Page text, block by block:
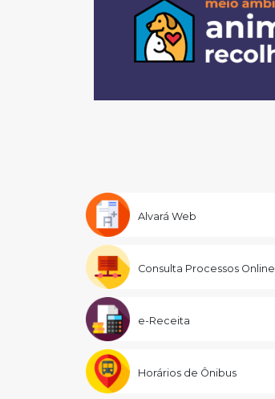
Alvará Web
Consulta Processos Online
e-Receita
Horários de Ônibus